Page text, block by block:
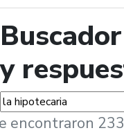
y
encontraron